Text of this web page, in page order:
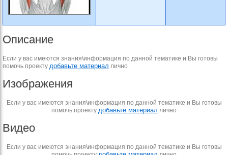
Описание
Если у вас имеются знания\информация по данной тематике и Вы готовы
помочь проекту добавьте материал лично
Изображения
Если у вас имеются знания\информация по данной тематике и Вы готовы
помочь проекту добавьте материал лично
Видео
Если у вас имеются знания\информация по данной тематике и Вы готовы